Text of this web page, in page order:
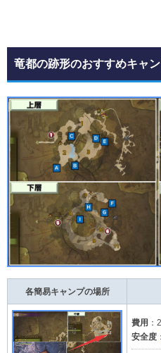
竜都の跡形のおすすめキャ
各簡易キャンプの場所
費用 ：
安全度 ：